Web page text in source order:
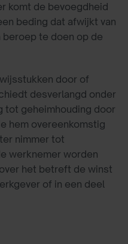
komt de bevoegdheid
beding dat afwijkt van
beroep te doen op de
door of
desverlangd onder
tot geheimhouding door
hem overeenkomstig
nimmer tot
werknemer worden
het betreft de winst
of in een deel